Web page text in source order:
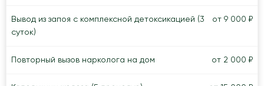
Вывод из запоя с комплексной детоксикацией (3
суток)
от 9 000 ₽
Повторный вызов нарколога на дом от 2 000 ₽